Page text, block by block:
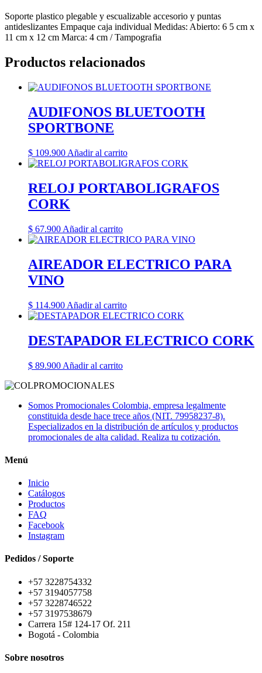
Soporte plastico plegable y escualizable accesorio y puntas
antideslizantes Empaque caja individual Medidas: Abierto: 6 5 cm x
11 cm x 12 cm Marca: 4 cm / Tampografia
Productos relacionados
AUDIFONOS BLUETOOTH
SPORTBONE
$ 109.900 Añadir al carrito
RELOJ PORTABOLIGRAFOS
CORK
$ 67.900 Añadir al carrito
AIREADOR ELECTRICO PARA
VINO
$ 114.900 Añadir al carrito
DESTAPADOR ELECTRICO CORK
$ 89.900 Añadir al carrito
Somos Promocionales Colombia, empresa legalmente
constituida desde hace trece años (NIT. 79958237-8).
Especializados en la distribución de artículos y productos
promocionales de alta calidad. Realiza tu cotización.
Menú
Inicio
Catálogos
Productos
FAQ
Facebook
Instagram
Pedidos / Soporte
+57 3228754332
+57 3194057758
+57 3228746522
+57 3197538679
Carrera 15# 124-17 Of. 211
Bogotá - Colombia
Sobre nosotros